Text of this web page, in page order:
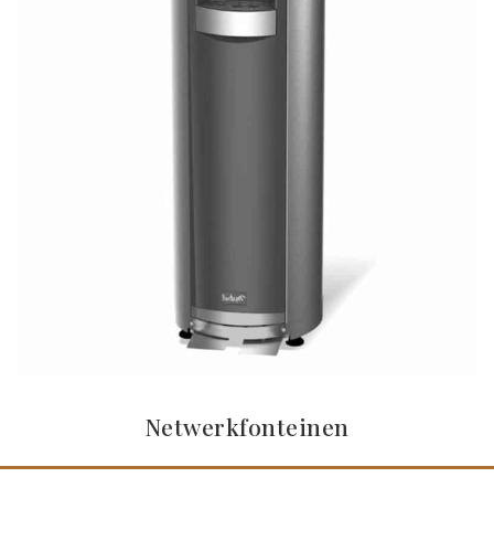
Netwerkfonteinen